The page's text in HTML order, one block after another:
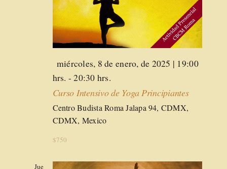
Destacado
miércoles, 8 de enero, de 2025 | 19:00
hrs. -20:30 hrs.
Curso Intensivo de Yoga Principiantes
Centro Budista RomaJalapa 94, CDMX,
CDMX, Mexico
$750
Jue